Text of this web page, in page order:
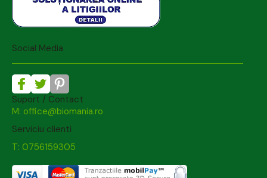
Social Media
Suport / Contact
M: office@biomania.ro
Serviciu clienti
T: 0756159305